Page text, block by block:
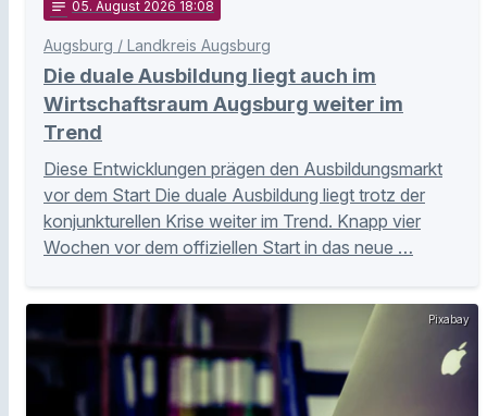
notes 05. August 2026 18:08
Augsburg / Landkreis Augsburg
Die duale Ausbildung liegt auch im
Wirtschaftsraum Augsburg weiter im
Trend
Diese Entwicklungen prägen den Ausbildungsmarkt
vor dem Start Die duale Ausbildung liegt trotz der
konjunkturellen Krise weiter im Trend. Knapp vier
Wochen vor dem offiziellen Start in das neue …
Pixabay